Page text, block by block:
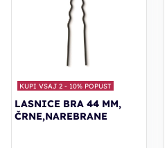
KUPI VSAJ 2 - 10% POPUST
LASNICE BRA 44 MM,
ČRNE,NAREBRANE